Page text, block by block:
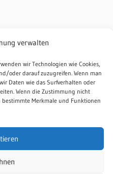
verwalten
wir Technologien wie Cookies,
oder darauf zuzugreifen. Wenn man
Daten wie das Surfverhalten oder
Wenn die Zustimmung nicht
Merkmale und Funktionen